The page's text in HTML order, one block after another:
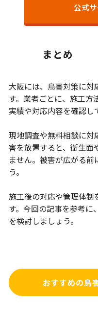
公式
まとめ
大阪には、鳥害対策に対
す。業者ごとに、施工方
実績や対応内容を確認し
現地調査や無料相談に対
害を放置すると、衛生面
ません。被害が広がる
う。
施工後の対応や管理体制
す。今回の記事を参考に
を検討しましょう。
おすすめの鳥